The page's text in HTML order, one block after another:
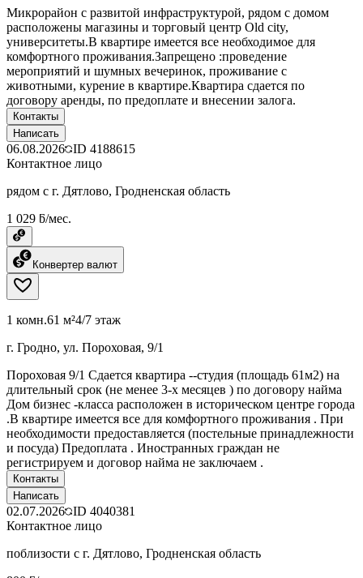
Микрорайон с развитой инфраструктурой, рядом с домом
расположены магазины и торговый центр Old city,
университеты.В квартире имеется все необходимое для
комфортного проживания.Запрещено :проведение
мероприятий и шумных вечеринок, проживание с
животными, курение в квартире.Квартира сдается по
договору аренды, по предоплате и внесении залога.
Контакты
Написать
06.08.2026 ID 4188615
Контактное лицо
рядом с г. Дятлово, Гродненская область
1 029 ƃ/мес.
Конвертер валют
1 комн.61 м²4/7 этаж
г. Гродно, ул. Пороховая, 9/1
Пороховая 9/1 Сдается квартира --студия (площадь 61м2) на
длительный срок (не менее 3-х месяцев ) по договору найма
Дом бизнес -класса расположен в историческом центре города
.В квартире имеется все для комфортного проживания . При
необходимости предоставляется (постельные принадлежности
и посуда) Предоплата . Иностранных граждан не
регистрируем и договор найма не заключаем .
Контакты
Написать
02.07.2026 ID 4040381
Контактное лицо
поблизости с г. Дятлово, Гродненская область